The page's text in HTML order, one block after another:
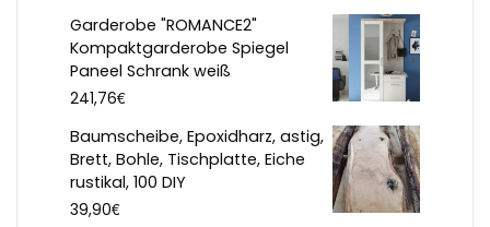
Garderobe "ROMANCE2"
Kompaktgarderobe Spiegel
Paneel Schrank weiß
241,76€
Baumscheibe, Epoxidharz, astig,
Brett, Bohle, Tischplatte, Eiche
rustikal, 100 DIY
39,90€